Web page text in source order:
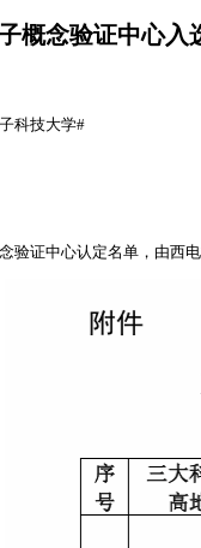
概念验证中心
科技大学#
验证中心认定名单，由西